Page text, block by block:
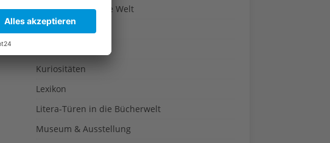
Kulinarisch um die Welt
Kultur
Kuriositäten
Lexikon
Litera-Türen in die Bücherwelt
Museum & Ausstellung